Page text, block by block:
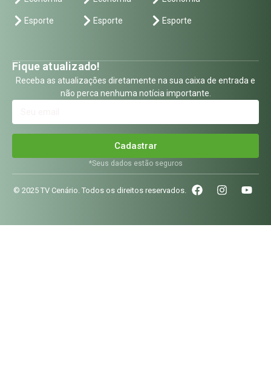
Esporte Esporte Esporte
Fique atualizado!
Receba as atualizações diretamente na sua caixa de entrada e
não perca nenhuma notícia importante.
Cadastrar
*Seus dados estão seguros
© 2025 TV Cenário. Todos os direitos reservados.